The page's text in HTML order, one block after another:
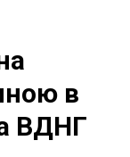
в
ВДНГ